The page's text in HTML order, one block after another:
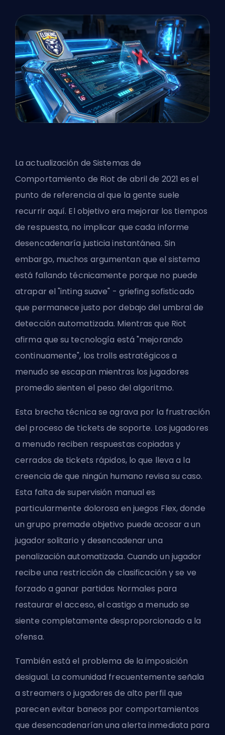
La actualización de Sistemas de
Comportamiento de Riot de abril de 2021 es el
punto de referencia al que la gente suele
recurrir aquí. El objetivo era mejorar los tiempos
de respuesta, no implicar que cada informe
desencadenaría justicia instantánea. Sin
embargo, muchos argumentan que el sistema
está fallando técnicamente porque no puede
atrapar el "inting suave" - griefing sofisticado
que permanece justo por debajo del umbral de
detección automatizada. Mientras que Riot
afirma que su tecnología está "mejorando
continuamente", los trolls estratégicos a
menudo se escapan mientras los jugadores
promedio sienten el peso del algoritmo.
Esta brecha técnica se agrava por la frustración
del proceso de tickets de soporte. Los jugadores
a menudo reciben respuestas copiadas y
cerrados de tickets rápidos, lo que lleva a la
creencia de que ningún humano revisa su caso.
Esta falta de supervisión manual es
particularmente dolorosa en juegos Flex, donde
un grupo premade objetivo puede acosar a un
jugador solitario y desencadenar una
penalización automatizada. Cuando un jugador
recibe una restricción de clasificación y se ve
forzado a ganar partidas Normales para
restaurar el acceso, el castigo a menudo se
siente completamente desproporcionado a la
ofensa.
También está el problema de la imposición
desigual. La comunidad frecuentemente señala
a streamers o jugadores de alto perfil que
parecen evitar baneos por comportamientos
que desencadenarían una alerta inmediata para